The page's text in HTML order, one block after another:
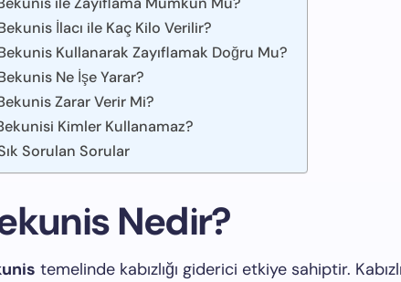
İlacı ile Kaç Kilo Verilir?
Kullanarak Zayıflamak Doğru Mu?
Ne İşe Yarar?
Zarar Verir Mi?
Kimler Kullanamaz?
Sorulan Sorular
Nedir?
temelinde kabızlığı giderici etkiye sahiptir.